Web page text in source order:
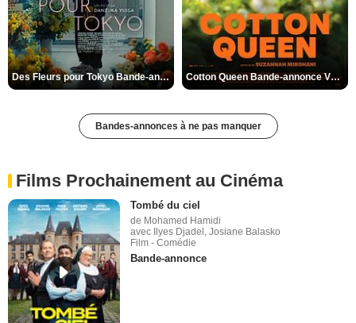
Des Fleurs pour Tokyo Bande-annonce VO STFR Cotton Queen Bande-annonce VO STFR
Bandes-annonces à ne pas manquer
Films Prochainement au Cinéma
Tombé du ciel
de Mohamed Hamidi
avec Ilyes Djadel, Josiane Balasko
Film - Comédie
Bande-annonce